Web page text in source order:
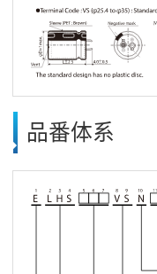
品番体系